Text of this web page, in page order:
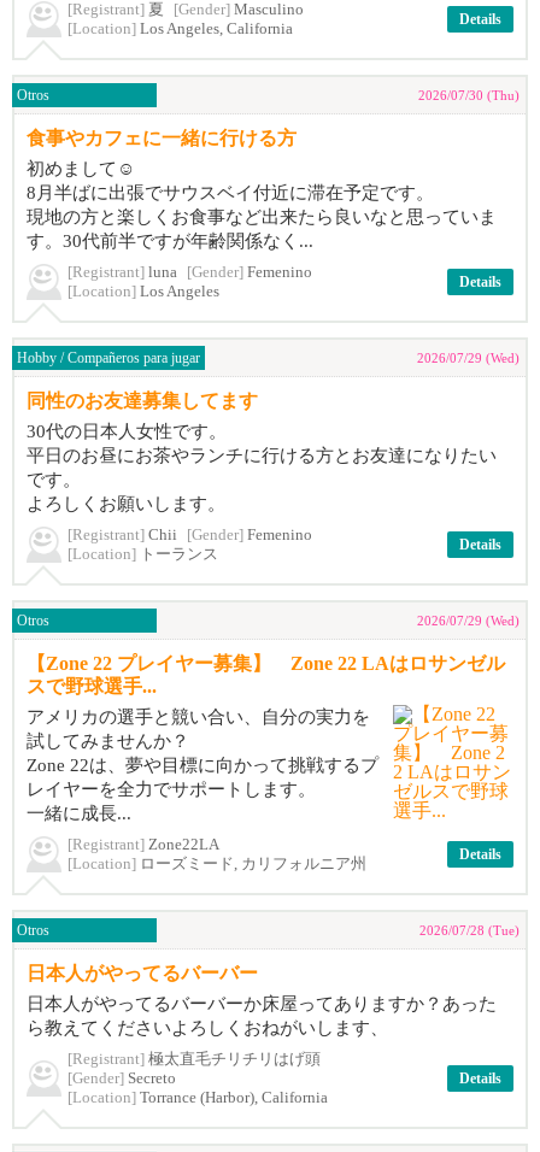
[Registrant] 夏 [Gender] Masculino
[Location] Los Angeles, California
Details
Otros 2026/07/30 (Thu)
食事やカフェに一緒に行ける方
初めまして☺️
8月半ばに出張でサウスベイ付近に滞在予定です。
現地の方と楽しくお食事など出来たら良いなと思っていま
す。30代前半ですが年齢関係なく...
[Registrant] luna [Gender] Femenino
[Location] Los Angeles
Details
Hobby / Compañeros para jugar 2026/07/29 (Wed)
同性のお友達募集してます
30代の日本人女性です。
平日のお昼にお茶やランチに行ける方とお友達になりたい
です。
よろしくお願いします。
[Registrant] Chii [Gender] Femenino
[Location]
トーランス
Details
Otros 2026/07/29 (Wed)
【Zone 22 プレイヤー募集】 Zone 22 LAはロサンゼル
スで野球選手...
アメリカの選手と競い合い、自分の実力を
試してみませんか？
Zone 22は、夢や目標に向かって挑戦するプ
レイヤーを全力でサポートします。
一緒に成長...
[Registrant] Zone22LA
[Location] ローズミード, カリフォルニア州
Details
Otros 2026/07/28 (Tue)
日本人がやってるバーバー
日本人がやってるバーバーか床屋ってありますか？あった
ら教えてくださいよろしくおねがいします、
[Registrant] 極太直毛チリチリはげ頭
[Gender] Secreto
[Location] Torrance (Harbor), California
Details